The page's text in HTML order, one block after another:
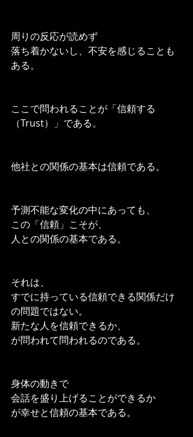
周りの反応が読めず
落ち着かないし、不安を感じることも
ある。
ここで問われることが「信頼する
（Trust）」である。
他社との関係の基本は信頼である。
予測不能な変化の中にあっても、
この「信頼」こそが、
人との関係の基本である。
それは、
すでに持っている信頼できる関係だけ
の問題ではない。
新たな人を信頼できるか、
が問われて問われるのである。
身体の動きで
会話を盛り上げることができるか
が幸せと信頼の基本である。